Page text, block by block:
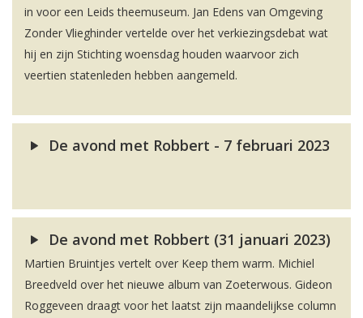
in voor een Leids theemuseum. Jan Edens van Omgeving
Zonder Vlieghinder vertelde over het verkiezingsdebat wat
hij en zijn Stichting woensdag houden waarvoor zich
veertien statenleden hebben aangemeld.
De avond met Robbert - 7 februari 2023
De avond met Robbert (31 januari 2023)
Martien Bruintjes vertelt over Keep them warm. Michiel
Breedveld over het nieuwe album van Zoeterwous. Gideon
Roggeveen draagt voor het laatst zijn maandelijkse column